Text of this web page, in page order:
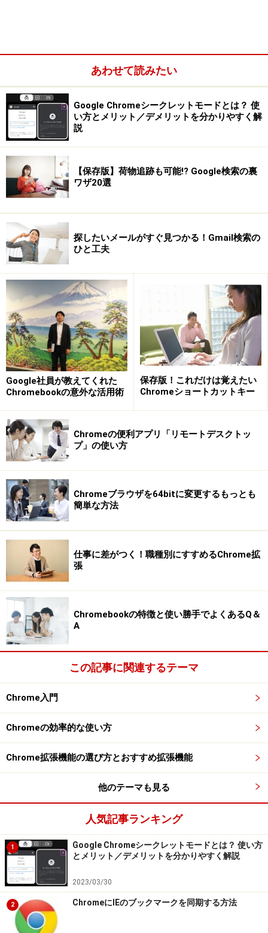
「設定」をクリックします。
「ログイン」箇所の「同期の詳細設定」が「すべて
同期する」に設定する。
PC側の設定は以上です。
iPhone側の設定
最初にChromeアプリを起動します。
検索バーの横にある「三本矢印」をタップします。
設定をタップします。
「Chromeへのログイン」をタップします。
Googleアカウントをタップします。
PC側で設定したGoogleアカウントでログインしま
これでiPhoneとPCのブックマークを同期することが可能
移動する前にPCで読んでいた記事の続きを移動中に
iPhoneで続きを読むこともより一層簡単になります。ぜ
ひ、iPhoneとPCを同期させてご活用いただければ幸いで
す。
おわりに
いかがだったでしょうか。今回はiPhoneとChromeのブッ
クマークを同期する方法をご紹介しました。参考にして
いただければ幸いです。本記事を読んで、少しでも役に
立ったと思いましたら「はてブ」「Twitter」
「Facebook」のボタンをクリックして多くの皆様にこの
記事をシェアして頂けると励みになります！
※記事内容は執筆時点のものです。最新の内容をご確認くださ
※OSやアプリ、ソフトのバージョンによっては画面表示、操作方
法が異なる可能性があります。
【編集部おすすめの購入サイト】
Amazonで Chrome 関連の商品をチェック！
楽天市場で Chrome 関連の商品をチェック！
あわせて読みたい
Google Chromeシークレットモードとは？ 使
い方とメリット／デメリットを分かりやすく解
説
【保存版】荷物追跡も可能!? Google検索の裏
ワザ20選
探したいメールがすぐ見つかる！Gmail検索の
ひと工夫
Google社員が教えてくれた
Chromebookの意外な活用術
保存版！これだけは覚えたい
Chromeショートカットキー
Chromeの便利アプリ「リモートデスクトッ
プ」の使い方
Chromeブラウザを64bitに変更するもっとも
簡単な方法
仕事に差がつく！職種別にすすめるChrome拡
張
Chromebookの特徴と使い勝手でよくあるQ＆
A
この記事に関連するテーマ
Chrome入門
Chromeの効率的な使い方
Chrome拡張機能の選び方とおすすめ拡張機能
他のテーマも見る
人気記事ランキング
1
Google Chromeシークレットモードとは？ 使い方
とメリット／デメリットを分かりやすく解説
2023/03/30
2 ChromeにIEのブックマークを同期する方法